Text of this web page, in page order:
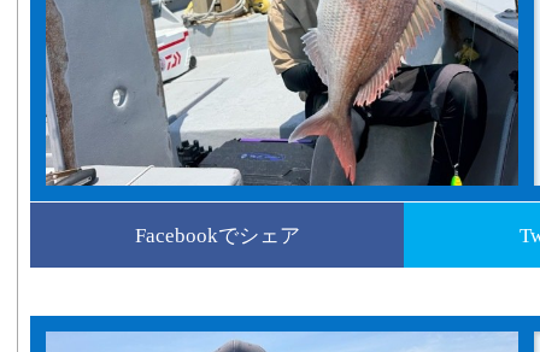
Facebookでシェア